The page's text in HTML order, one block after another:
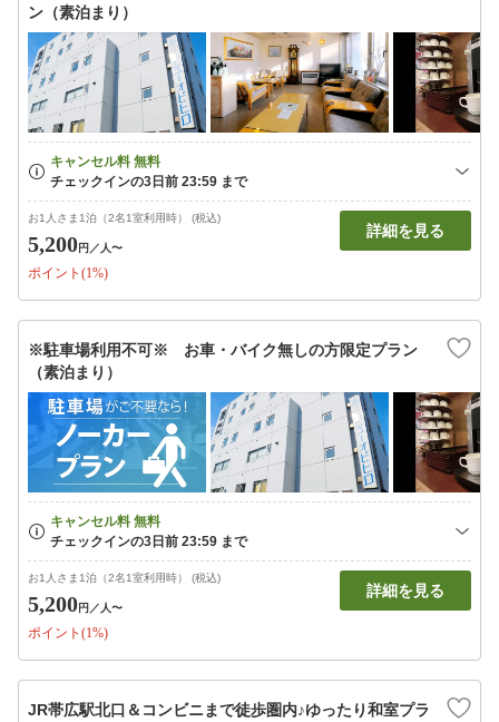
ン（素泊まり）
お1人さま1泊（2名1室利用時） (税込)
5,200円 ／人〜
ポイント(1%)
詳細を見る
※駐車場利用不可※ お車・バイク無しの方限定プラン
（素泊まり）
お1人さま1泊（2名1室利用時） (税込)
5,200円 ／人〜
ポイント(1%)
詳細を見る
JR帯広駅北口＆コンビニまで徒歩圏内♪ゆったり和室プラ